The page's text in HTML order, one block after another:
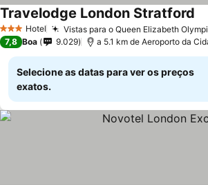
3 EstrelasHotel Vistas para o Queen Elizabeth
Travelodge London Stratford
7,8 Boa 9.029 a 5.1 km de Aeroporto da
Selecione as datas para ver os preços
exatos.